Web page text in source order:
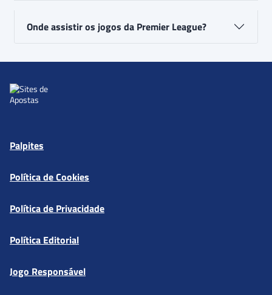
Onde assistir os jogos da Premier League?
Palpites
Política de Cookies
Política de Privacidade
Política Editorial
Jogo Responsável